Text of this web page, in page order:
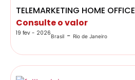
TELEMARKETING HOME OFFICE
Consulte o valor
19 fev - 2026Brasil - Rio de Janeiro